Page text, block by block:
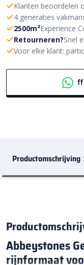
Klanten beoordelen
4 generaties
2500m²Experience
Retourneren?Snel
Voor elke klant:
ff
Productomschrijving
Abbeystones
rijnformaat